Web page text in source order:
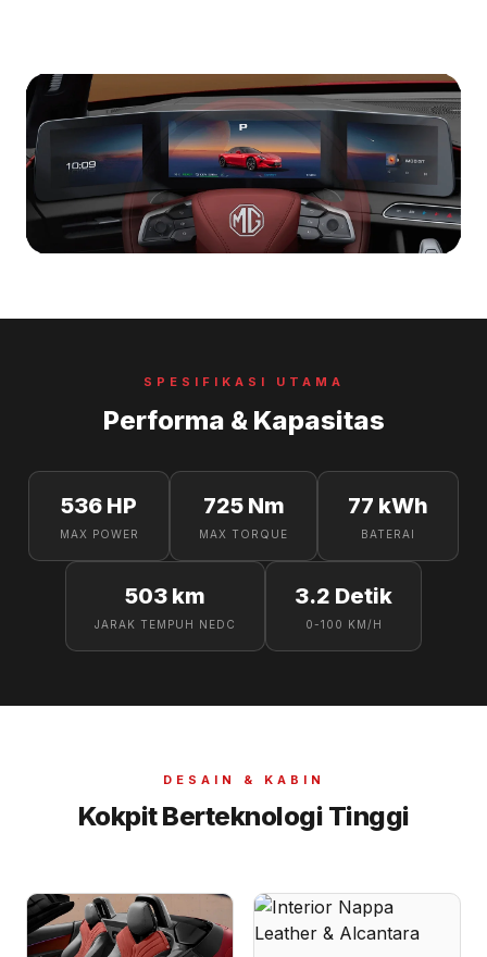
SPESIFIKASI UTAMA
Performa & Kapasitas
536 HP
MAX POWER
725 Nm
MAX TORQUE
77 kWh
BATERAI
503 km
JARAK TEMPUH NEDC
3.2 Detik
0-100 KM/H
DESAIN & KABIN
Kokpit Berteknologi Tinggi